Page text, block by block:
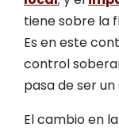
tiene sobre la
Es en este
control
pasa de ser
El cambio en